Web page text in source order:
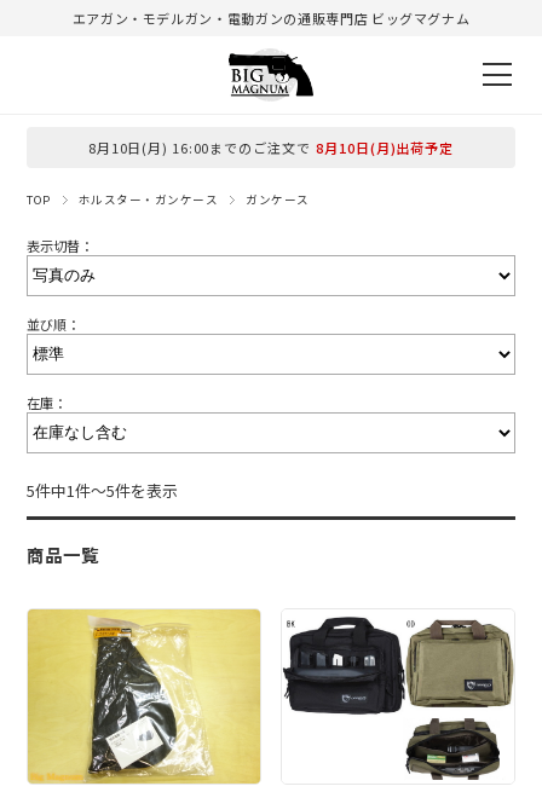
エアガン・モデルガン・電動ガンの通販専門店 ビッグマグナム
8月10日(月) 16:00までのご注文で 8月10日(月)出荷予定
TOP ホルスター・ガンケース ガンケース
表示切替：
並び順：
在庫：
5件中1件～5件を表示
商品一覧